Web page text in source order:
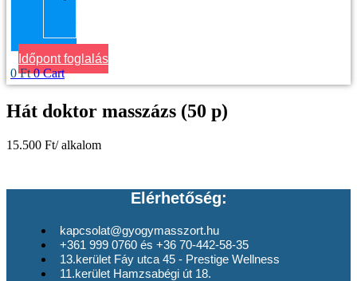
Időpont foglalás
0Ft 0 Cart
Hát doktor masszázs (50 p)
15.500 Ft/ alkalom
Elérhetőség:
kapcsolat@gyogymasszort.hu
+361 999 0760 és +36 70-442-58-35
13.kerület Fáy utca 45 - Prestige Wellness
11.kerület Hamzsabégi út 18.